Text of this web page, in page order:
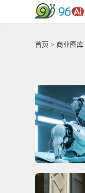
首页 > 商业图库